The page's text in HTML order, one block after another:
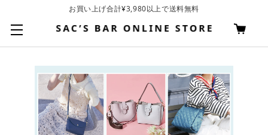
お買い上げ合計¥3,980以上で送料無料